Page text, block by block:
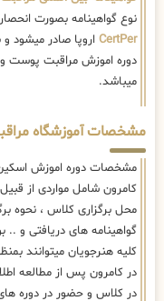
نوع گواهینامه بصورت
CertPer اروپا صادر میشود
دوره اموزش مراقبت پوست و
میباشد.
مشخصات آموزشگاه
مشخصات دوره اموزش
کامرون شامل مواردی از
محل برگزاری کلاس ، نحوه
گواهینامه های دریافتی و
کلیه هنرجویان میتوانند
در کامرون پس از مطالعه
در کلاس و حضور در دوره